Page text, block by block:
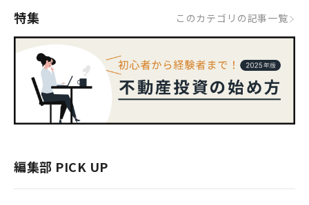
特集 このカテゴリの記事一覧
編集部 PICK UP